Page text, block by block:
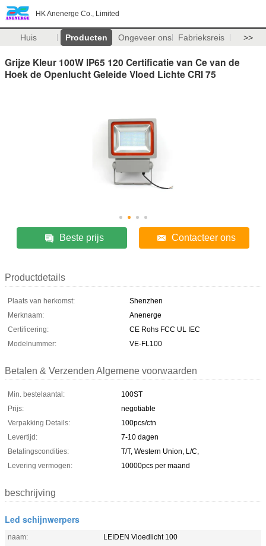
HK Anenerge Co., Limited
Huis Producten Ongeveer ons Fabrieksreis >>
Grijze Kleur 100W IP65 120 Certificatie van Ce van de
Hoek de Openlucht Geleide Vloed Lichte CRI 75
Beste prijs Contacteer ons
Productdetails
Plaats van herkomst:
Shenzhen
Merknaam:
Anenerge
Certificering:
CE Rohs FCC UL IEC
Modelnummer:
VE-FL100
Betalen & Verzenden Algemene voorwaarden
Min. bestelaantal:
100ST
Prijs:
negotiable
Verpakking Details:
100pcs/ctn
Levertijd:
7-10 dagen
Betalingscondities:
T/T, Western Union, L/C,
Levering vermogen:
10000pcs per maand
beschrijving
Led schijnwerpers
naam:
LEIDEN Vloedlicht 100